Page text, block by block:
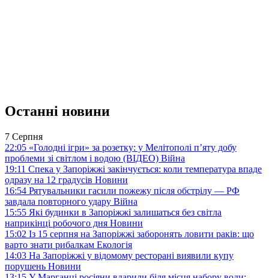
Останні новини
7 Серпня
22:05 «Голодні ігри» за розетку: у Мелітополі п’яту добу
проблеми зі світлом і водою (ВІДЕО) Війна
19:11 Спека у Запоріжжі закінчується: коли температура впаде
одразу на 12 градусів Новини
16:54 Рятувальники гасили пожежу після обстрілу — РФ
завдала повторного удару Війна
15:55 Які будинки в Запоріжжі залишаться без світла
наприкінці робочого дня Новини
15:02 Із 15 серпня на Запоріжжі заборонять ловити раків: що
варто знати рибалкам Екологія
14:03 На Запоріжжі у відомому ресторані виявили купу
порушень Новини